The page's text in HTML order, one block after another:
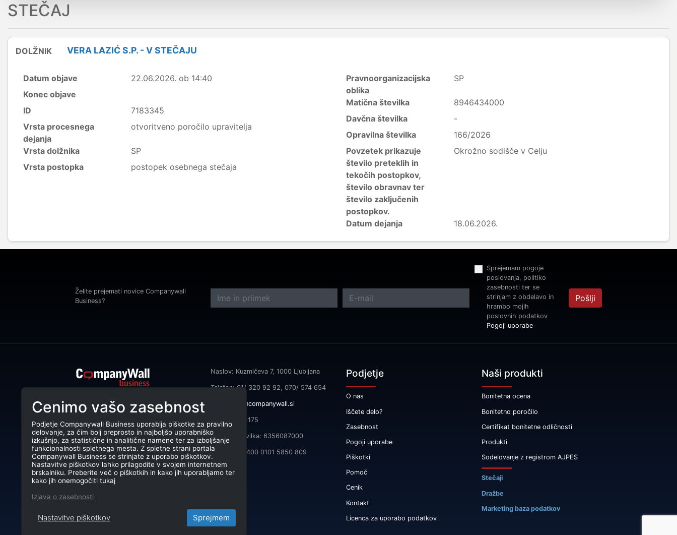
STEČAJ
DOLŽNIK VERA LAZIĆ S.P. - V STEČAJU
Datum objave
22.06.2026. ob 14:40
Konec objave
ID
7183345
Vrsta procesnega
dejanja
otvoritveno poročilo upravitelja
Vrsta dolžnika
SP
Vrsta postopka
postopek osebnega stečaja
Pravnoorganizacijska
oblika
SP
Matična številka
8946434000
Davčna številka
-
Opravilna številka
166/2026
Povzetek prikazuje
število preteklih in
tekočih postopkov,
število obravnav ter
število zaključenih
postopkov.
Okrožno sodišče v Celju
Datum dejanja 18.06.2026.
Želite prejemati novice Companywall
Business?
Sprejemam pogoje
poslovanja, politiko
zasebnosti ter se
strinjam z obdelavo in
hrambo mojih
poslovnih podatkov
Pogoji uporabe
Pošlji
podjetjem pomaga izboljšati
poslovanje z iskanjem in povezovanjem
strank.
CompanyWall Business © 2026
Naslov: Kuzmičeva 7, 1000 Ljubljana
Telefon: 01/ 320 92 92, 070/ 574 654
info@companywall.si
DŠ: SI55591175
Matična številka: 6356087000
TRR: SI56 3400 0101 5850 809
Podjetje
O nas
Iščete delo?
Zasebnost
Pogoji uporabe
Piškotki
Pomoč
Cenik
Kontakt
Licenca za uporabo podatkov
Naši produkti
Bonitetna ocena
Bonitetno poročilo
Certifikat bonitetne odličnosti
Produkti
Sodelovanje z registrom AJPES
Stečaji
Dražbe
Marketing baza podatkov
Cenimo vašo zasebnost
Podjetje Companywall Business uporablja piškotke za pravilno
delovanje, za čim bolj preprosto in najboljšo uporabniško
izkušnjo, za statistične in analitične namene ter za izboljšanje
funkcionalnosti spletnega mesta. Z spletne strani portala
Companywall Business se strinjate z uporabo piškotkov.
Nastavitve piškotkov lahko prilagodite v svojem internetnem
brskalniku. Preberite več o piškotkih in kako jih uporabljamo ter
kako jih onemogočiti tukaj
Izjava o zasebnosti
Nastavitve piškotkov Sprejmem